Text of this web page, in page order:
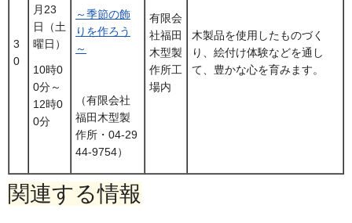
3
0
月23
日（土
曜日）
10時0
0分～
12時0
0分
～季節の飾
りを作ろう
～
（有限会社
福田木型製
作所・04-29
44-9754）
有限会
社福田
木型製
作所工
場内
木製品を使用したものづく
り、絵付け体験などを通し
て、豊かな心を育みます。
関連する情報